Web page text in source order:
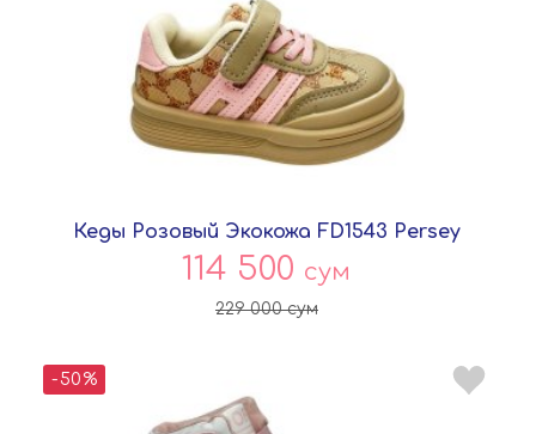
Кеды Розовый Экокожа FD1543 Persey
114 500 сум
229 000сум
-50%